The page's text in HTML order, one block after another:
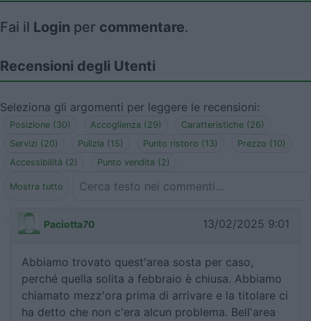
Fai il Login per commentare.
Recensioni degli Utenti
Seleziona gli argomenti per leggere le recensioni:
Posizione (30) Accoglienza (29)
Caratteristiche (26)
Servizi (20)
Pulizia (15) Punto ristoro (13)
Prezzo (10)
Accessibilità (2)
Punto vendita (2)
Mostra tutto
Paciotta70 13/02/2025 9:01
Abbiamo trovato quest'area sosta per caso,
perché quella solita a febbraio è chiusa. Abbiamo
chiamato mezz'ora prima di arrivare e la titolare ci
ha detto che non c'era alcun problema. Bell'area